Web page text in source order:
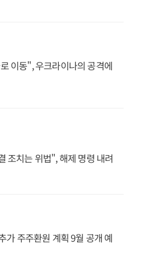
이동", 우크라이나의 공격에
조치는 위법", 해제 명령 내려
가 주주환원 계획 9월 공개 예